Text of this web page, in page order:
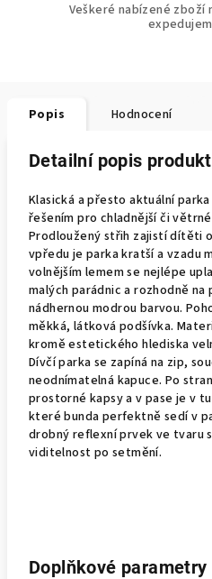
Veškeré nabízené zboží
Popis Hodnocení
Detailní popis
Klasická a přesto aktuální
řešením pro chladnější či
Prodloužený střih zajistí dítěti
vpředu je parka kratší a vzadu
volnějším lemem se nejlépe
malých parádnic a rozhodně na
nádhernou modrou barvou.
měkká, látková podšívka.
kromě estetického hlediska
Dívčí parka se zapíná na zip,
neodnímatelná kapuce. Po
prostorné kapsy a v pase je v
které bunda perfektně sedí v
drobný reflexní prvek ve tvaru
viditelnost po setmění.
Doplňkové parametry